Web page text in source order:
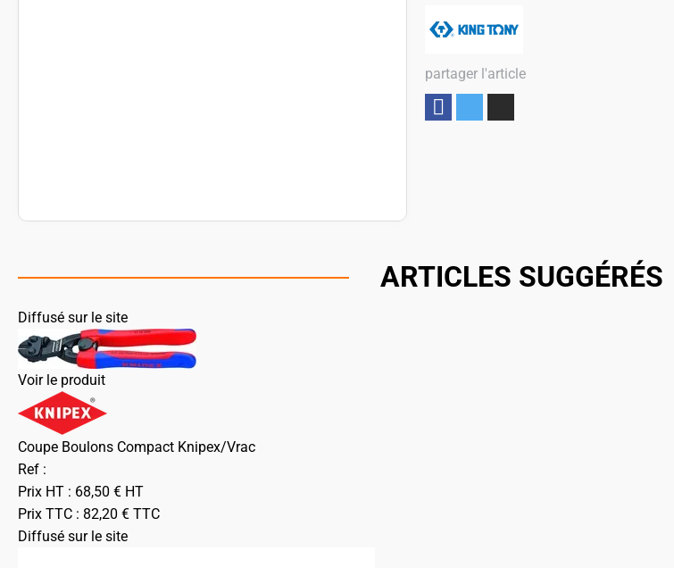
partager l'article
ARTICLES SUGGÉRÉS
Diffusé sur le site
Voir le produit
Coupe Boulons Compact Knipex/Vrac
Ref :
Prix HT : 68,50 € HT
Prix TTC : 82,20 € TTC
Diffusé sur le site